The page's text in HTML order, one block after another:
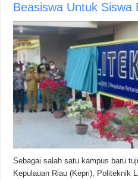
Beasiswa Untuk Siswa
Sebagai salah satu kampus baru
Kepulauan Riau (Kepri), Politeknik